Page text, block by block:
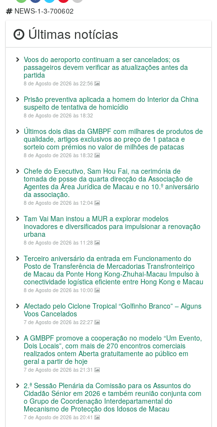
NEWS-1-3-700602
Últimas notícias
Voos do aeroporto continuam a ser cancelados; os
passageiros devem verificar as atualizações antes da
partida
8 de Agosto de 2026 às 22:56
Prisão preventiva aplicada a homem do Interior da China
suspeito de tentativa de homicídio
8 de Agosto de 2026 às 18:32
Últimos dois dias da GMBPF com milhares de produtos de
qualidade, artigos exclusivos ao preço de 1 pataca e
sorteio com prémios no valor de milhões de patacas
8 de Agosto de 2026 às 18:32
Chefe do Executivo, Sam Hou Fai, na cerimónia de
tomada de posse da quarta direcção da Associação de
Agentes da Área Jurídica de Macau e no 10.º aniversário
da associação.
8 de Agosto de 2026 às 12:04
Tam Vai Man instou a MUR a explorar modelos
inovadores e diversificados para impulsionar a renovação
urbana
8 de Agosto de 2026 às 11:28
Terceiro aniversário da entrada em Funcionamento do
Posto de Transferência de Mercadorias Transfronteiriço
de Macau da Ponte Hong Kong-Zhuhai-Macau Impulso à
conectividade logística eficiente entre Hong Kong e Macau
8 de Agosto de 2026 às 10:00
Afectado pelo Ciclone Tropical “Golfinho Branco” – Alguns
Voos Cancelados
7 de Agosto de 2026 às 22:27
A GMBPF promove a cooperação no modelo “Um Evento,
Dois Locais”, com mais de 270 encontros comerciais
realizados ontem Aberta gratuitamente ao público em
geral a partir de hoje
7 de Agosto de 2026 às 21:31
2.ª Sessão Plenária da Comissão para os Assuntos do
Cidadão Sénior em 2026 e também reunião conjunta com
o Grupo de Coordenação Interdepartamental do
Mecanismo de Protecção dos Idosos de Macau
7 de Agosto de 2026 às 20:41